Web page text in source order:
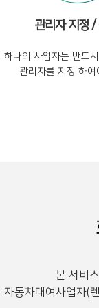
관리자 지정 /
하나의 사업자는 반드
관리자를 지정 하여
본 서비
자동차대여사업자(